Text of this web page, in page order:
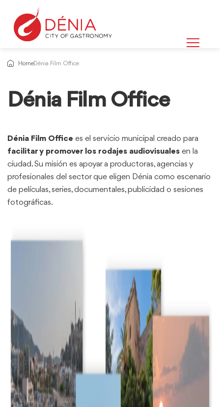
HomeDénia Film Office
Dénia Film Office
Información
sobre
Dénia Film Office es el servicio municipal creado para
facilitar y promover los rodajes audiovisuales en la
ciudad. Su misión es apoyar a productoras, agencias y
profesionales del sector que eligen Dénia como escenario
de películas, series, documentales, publicidad o sesiones
fotográficas.